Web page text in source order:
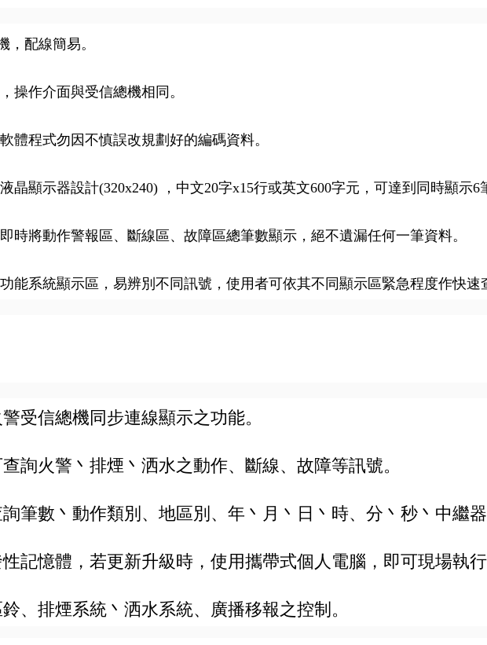
，配線簡易。
操作介面與受信總機相同。
體程式勿因不慎誤改規劃好的編碼資料。
晶顯示器設計(320x240) ，中文20字x15行或英文600字元，可達到同時顯示6
時將動作警報區、斷線區、故障區總筆數顯示，絕不遺漏任何一筆資料。
能系統顯示區，易辨別不同訊號，使用者可依其不同顯示區緊急程度作快速
受信總機同步連線顯示之功能。
詢火警丶排煙丶洒水之動作、斷線、故障等訊號。
筆數丶動作類別、地區別、年丶月丶日丶時、分丶秒丶中繼
記憶體，若更新升級時，使用攜帶式個人電腦，即可現場執
、排煙系統丶洒水系統、廣播移報之控制。